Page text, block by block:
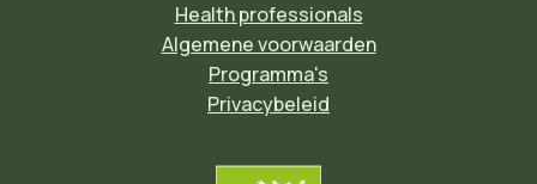
Health professionals
Algemene voorwaarden
Programma's
Privacybeleid